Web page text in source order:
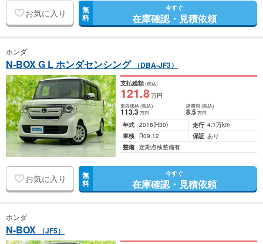
お気に入り 無
料
今すぐ
在庫確認・見積依頼
ホンダ
N-BOX G L ホンダセンシング （DBA-JF3）
支払総額(税込)
121.8万円
車両価格(税込)
113.3万円
諸費用 (税込)
8.5 万円
年式 2018(H30) 走行 4.1万km
車検
R09.12 保証 あり
整備 定期点検整備有
お気に入り 無
料
今すぐ
在庫確認・見積依頼
ホンダ
N-BOX （JF5）